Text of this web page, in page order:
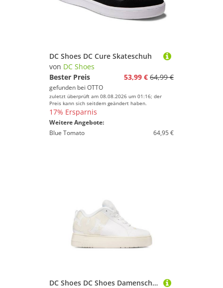
DC Shoes DC Cure Skateschuh
von DC Shoes
Bester Preis
53,99 € 64,99 €
gefunden bei OTTO
zuletzt überprüft am 08.08.2026 um 01:16; der
Preis kann sich seitdem geändert haben.
17% Ersparnis
Weitere Angebote:
Blue Tomato
64,95 €
DC Shoes DC Shoes Damenschuhe Weiß DC SHOES-EO-COURT GRAFFIK PLATTFORM DC024221 Sneaker